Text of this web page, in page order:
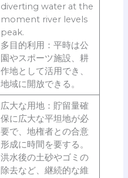
diverting water at the
moment river levels
peak.
多目的利用：平時は公
園やスポーツ施設、耕
作地として活用でき、
地域に開放できる。
広大な用地：貯留量確
保に広大な平坦地が必
要で、地権者との合意
形成に時間を要する。
洪水後の土砂やゴミの
除去など、継続的な維